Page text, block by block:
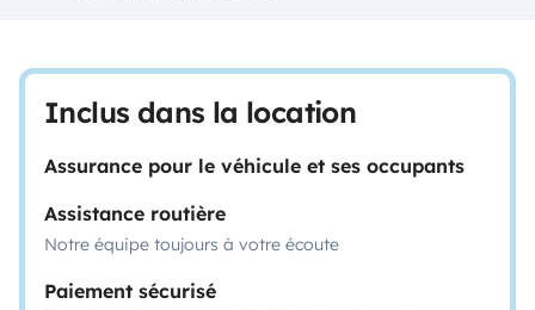
Inclus dans la location
Assurance pour le véhicule et ses occupants
Assistance routière
Notre équipe toujours à votre écoute
Paiement sécurisé